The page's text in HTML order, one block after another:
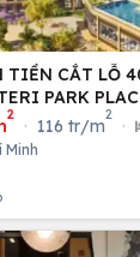
TIỀN CẮT LỖ
PARK
2
· 116 tr/m
2
·
Minh